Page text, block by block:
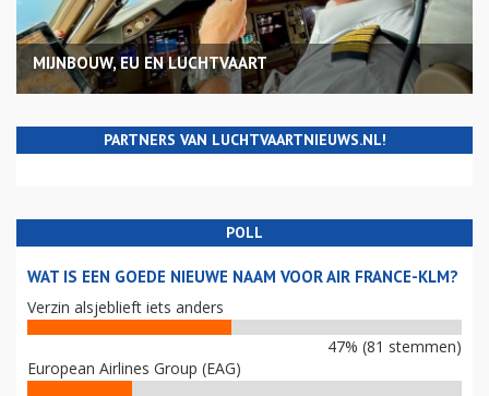
MIJNBOUW, EU EN LUCHTVAART
PARTNERS VAN LUCHTVAARTNIEUWS.NL!
POLL
WAT IS EEN GOEDE NIEUWE NAAM VOOR AIR FRANCE-KLM?
Verzin alsjeblieft iets anders
47% (81 stemmen)
European Airlines Group (EAG)